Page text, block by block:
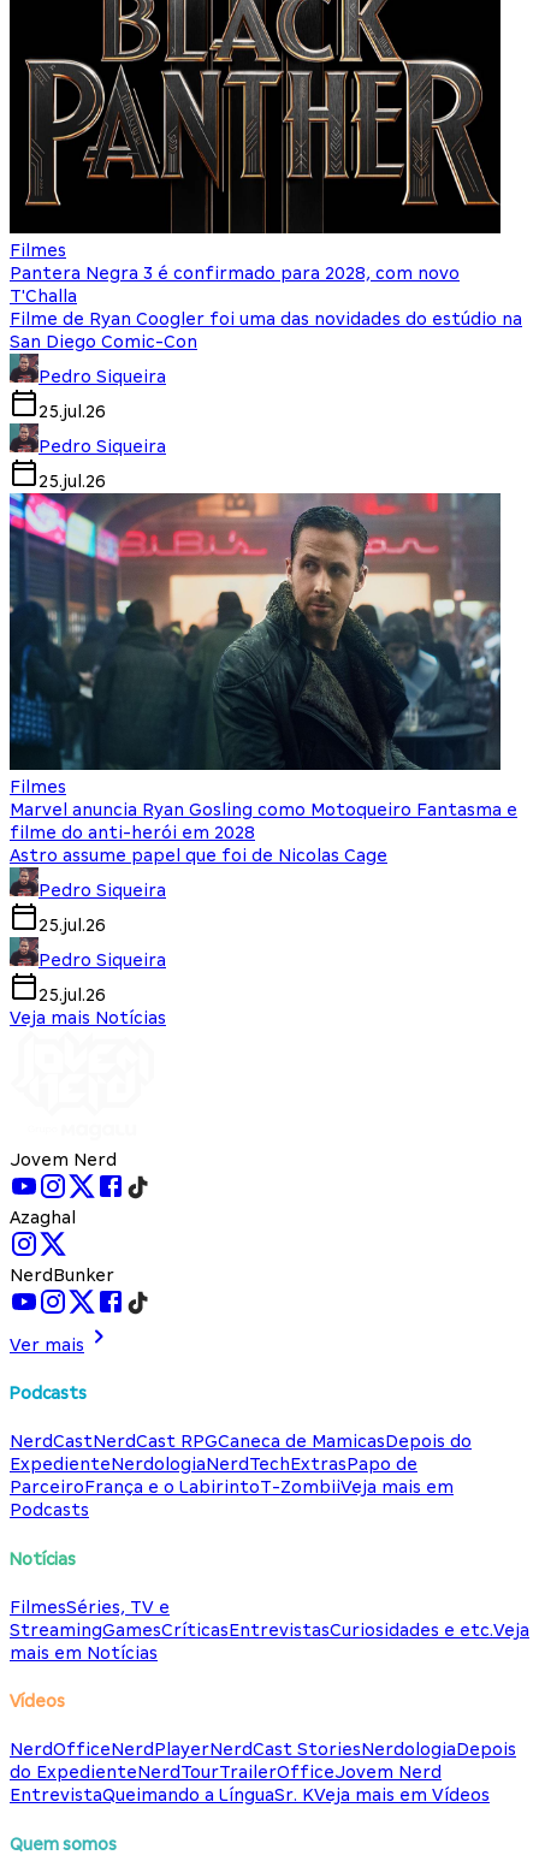
Filmes
Pantera Negra 3 é confirmado para 2028, com novo
T'Challa
Filme de Ryan Coogler foi uma das novidades do estúdio na
San Diego Comic-Con
Pedro Siqueira
25.jul.26
Pedro Siqueira
25.jul.26
Filmes
Marvel anuncia Ryan Gosling como Motoqueiro Fantasma e
filme do anti-herói em 2028
Astro assume papel que foi de Nicolas Cage
Pedro Siqueira
25.jul.26
Pedro Siqueira
25.jul.26
Veja mais Notícias
Jovem Nerd
Azaghal
NerdBunker
Ver mais
Podcasts
NerdCastNerdCast RPGCaneca de MamicasDepois do
ExpedienteNerdologiaNerdTechExtrasPapo de
ParceiroFrança e o LabirintoT-ZombiiVeja mais em
Podcasts
Notícias
FilmesSéries, TV e
StreamingGamesCríticasEntrevistasCuriosidades e etc.Veja
mais em Notícias
Vídeos
NerdOfficeNerdPlayerNerdCast StoriesNerdologiaDepois
do ExpedienteNerdTourTrailerOfficeJovem Nerd
EntrevistaQueimando a LínguaSr. KVeja mais em Vídeos
Quem somos